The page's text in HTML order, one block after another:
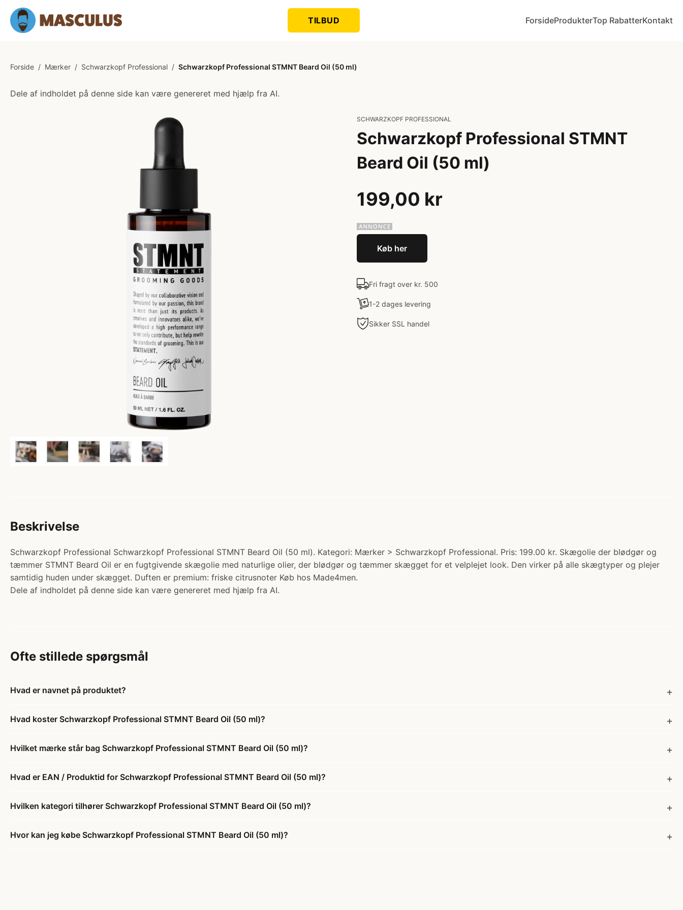
TILBUD ForsideProdukterTop RabatterKontakt
Forside / Mærker / Schwarzkopf Professional / Schwarzkopf Professional STMNT Beard Oil (50 ml)
Dele af indholdet på denne side kan være genereret med hjælp fra AI.
SCHWARZKOPF PROFESSIONAL
Schwarzkopf Professional STMNT
Beard Oil (50 ml)
199,00 kr
Køb her
Fri fragt over kr. 500
1-2 dages levering
Sikker SSL handel
Beskrivelse
Schwarzkopf Professional Schwarzkopf Professional STMNT Beard Oil (50 ml). Kategori: Mærker > Schwarzkopf Professional. Pris: 199.00 kr. Skægolie der blødgør og
tæmmer STMNT Beard Oil er en fugtgivende skægolie med naturlige olier, der blødgør og tæmmer skægget for et velplejet look. Den virker på alle skægtyper og plejer
samtidig huden under skægget. Duften er premium: friske citrusnoter Køb hos Made4men.
Dele af indholdet på denne side kan være genereret med hjælp fra AI.
Ofte stillede spørgsmål
Hvad er navnet på produktet?
Hvad koster Schwarzkopf Professional STMNT Beard Oil (50 ml)?
Hvilket mærke står bag Schwarzkopf Professional STMNT Beard Oil (50 ml)?
Hvad er EAN / Produktid for Schwarzkopf Professional STMNT Beard Oil (50 ml)?
Hvilken kategori tilhører Schwarzkopf Professional STMNT Beard Oil (50 ml)?
Hvor kan jeg købe Schwarzkopf Professional STMNT Beard Oil (50 ml)?